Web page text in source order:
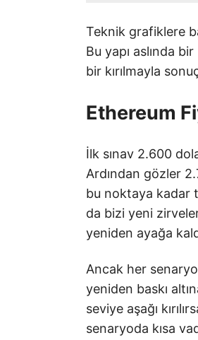
Teknik grafiklere
Bu yapı aslında
bir kırılmayla
Ethereum
İlk sınav 2.600
Ardından gözler
bu noktaya kadar
da bizi yeni
yeniden ayağa
Ancak her
yeniden baskı
seviye aşağı
senaryoda kısa